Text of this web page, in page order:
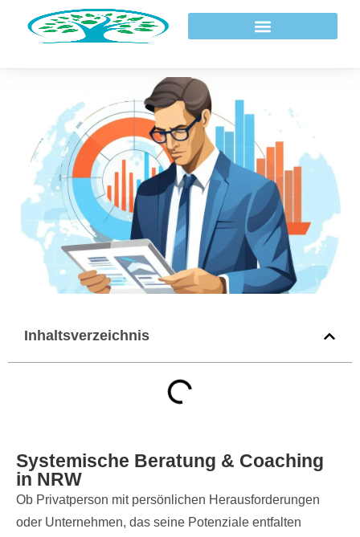
Inhaltsverzeichnis
Systemische Beratung & Coaching
in NRW
Ob Privatperson mit persönlichen Herausforderungen
oder Unternehmen, das seine Potenziale entfalten